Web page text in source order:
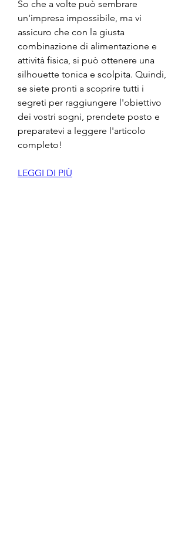
So che a volte può sembrare
un'impresa impossibile, ma vi
assicuro che con la giusta
combinazione di alimentazione e
attività fisica, si può ottenere una
silhouette tonica e scolpita. Quindi,
se siete pronti a scoprire tutti i
segreti per raggiungere l'obiettivo
dei vostri sogni, prendete posto e
preparatevi a leggere l'articolo
completo!
LEGGI DI PIÙ